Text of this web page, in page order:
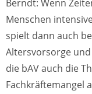
Berndt: Wenn
Menschen
spielt dann auch
Altersvorsorge und
die bAV auch die
Fachkräftemangel